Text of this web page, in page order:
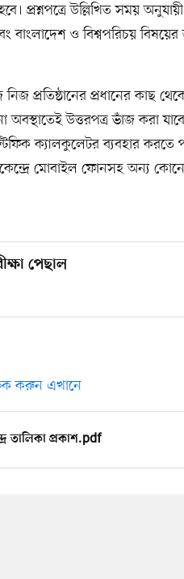
প্রশ্নপত্রে উল্লিখিত সময়
বাংলাদেশ ও বিশ্বপরিচয়
নিজ প্রতিষ্ঠানের প্রধানের কাছ
উত্তরপত্র ভাঁজ করা যাবে
ক্যালকুলেটর ব্যবহার করতে
মোবাইল ফোনসহ অন্য
পেছাল
করুন এখানে
তালিকা প্রকাশ.pdf